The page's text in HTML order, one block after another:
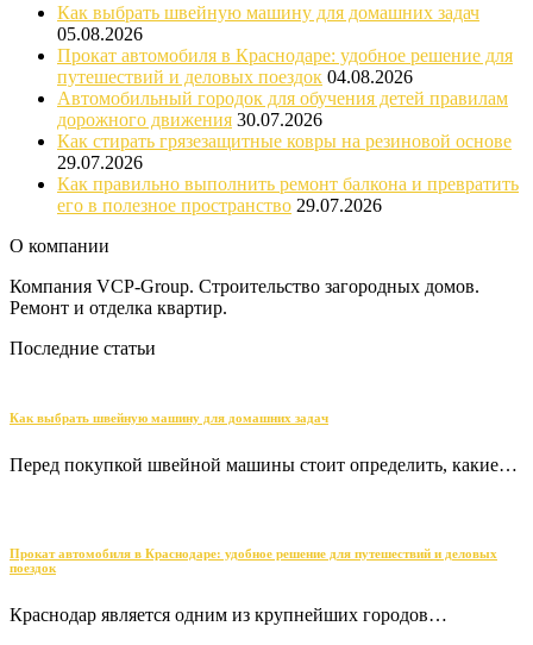
Как выбрать швейную машину для домашних задач
05.08.2026
Прокат автомобиля в Краснодаре: удобное решение для
путешествий и деловых поездок 04.08.2026
Автомобильный городок для обучения детей правилам
дорожного движения 30.07.2026
Как стирать грязезащитные ковры на резиновой основе
29.07.2026
Как правильно выполнить ремонт балкона и превратить
его в полезное пространство 29.07.2026
О компании
Компания VCP-Group. Строительство загородных домов.
Ремонт и отделка квартир.
Последние статьи
Как выбрать швейную машину для домашних задач
Перед покупкой швейной машины стоит определить, какие…
Прокат автомобиля в Краснодаре: удобное решение для путешествий и деловых
поездок
Краснодар является одним из крупнейших городов…